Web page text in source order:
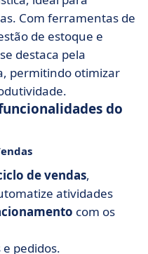
Com ferramentas de
de estoque e
destaca pela
permitindo otimizar
do
de vendas,
atividades
com os
pedidos.